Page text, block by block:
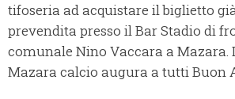
tifoseria ad acquistare il biglietto
prevendita presso il Bar Stadio di
comunale Nino Vaccara a Mazara.
Mazara calcio augura a tutti Buon